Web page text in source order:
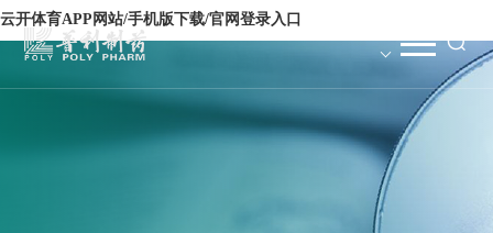
云开体育APP网站/手机版下载/官网登录入口